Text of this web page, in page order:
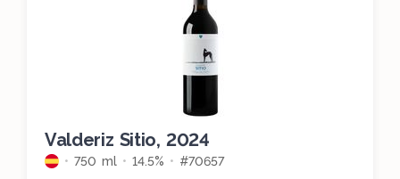
Valderiz Sitio, 2024
750 ml 14.5% #70657